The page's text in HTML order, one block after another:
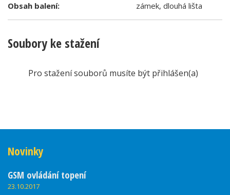
Obsah balení:
zámek, dlouhá lišta
Soubory ke stažení
Pro stažení souborů musíte být přihlášen(a)
Novinky
GSM ovládání topení
23.10.2017